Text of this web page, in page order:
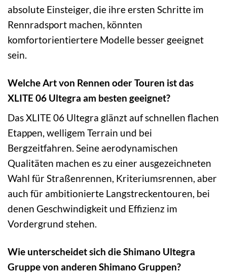
absolute Einsteiger, die ihre ersten Schritte im
Rennradsport machen, könnten
komfortorientiertere Modelle besser geeignet
sein.
Welche Art von Rennen oder Touren ist das
XLITE 06 Ultegra am besten geeignet?
Das XLITE 06 Ultegra glänzt auf schnellen flachen
Etappen, welligem Terrain und bei
Bergzeitfahren. Seine aerodynamischen
Qualitäten machen es zu einer ausgezeichneten
Wahl für Straßenrennen, Kriteriumsrennen, aber
auch für ambitionierte Langstreckentouren, bei
denen Geschwindigkeit und Effizienz im
Vordergrund stehen.
Wie unterscheidet sich die Shimano Ultegra
Gruppe von anderen Shimano Gruppen?